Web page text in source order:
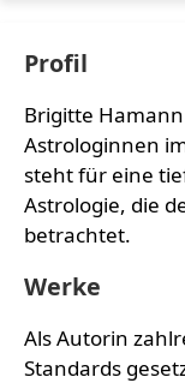
Profil
Brigitte
Astrologinnen
steht für eine
Astrologie, die
betrachtet.
Werke
Als Autorin
Standards